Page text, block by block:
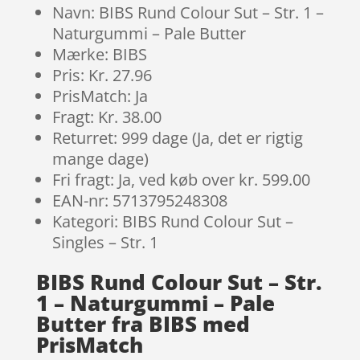
Navn: BIBS Rund Colour Sut – Str. 1 –
Naturgummi – Pale Butter
Mærke: BIBS
Pris: Kr. 27.96
PrisMatch: Ja
Fragt: Kr. 38.00
Returret: 999 dage (Ja, det er rigtig
mange dage)
Fri fragt: Ja, ved køb over kr. 599.00
EAN-nr: 5713795248308
Kategori: BIBS Rund Colour Sut –
Singles – Str. 1
BIBS Rund Colour Sut – Str.
1 – Naturgummi – Pale
Butter fra BIBS med
PrisMatch